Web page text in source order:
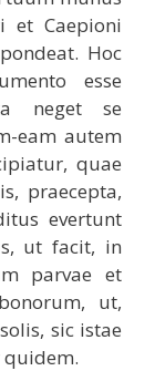
Caepioni
Hoc
esse
neget se
eam autem
quae
praecepta,
evertunt
ut facit, in
parvae et
ut,
sic istae